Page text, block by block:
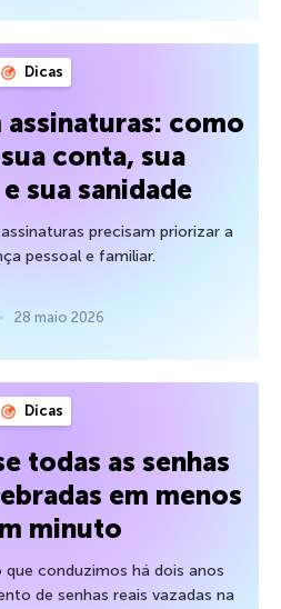
Dicas
assinaturas: como
conta, sua
sua sanidade
precisam priorizar a
pessoal e familiar.
28 maio 2026
Dicas
todas as senhas
em menos
minuto
que conduzimos há dois anos
de senhas reais vazadas na